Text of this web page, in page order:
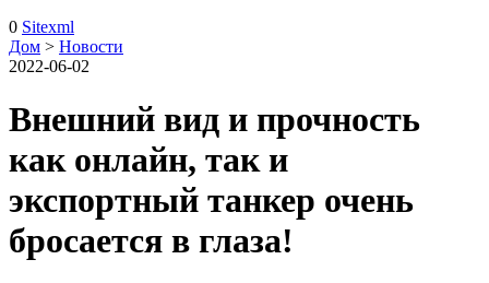
0 Sitexml
Дом > Новости
2022-06-02
Внешний вид и прочность
как онлайн, так и
экспортный танкер очень
бросается в глаза!